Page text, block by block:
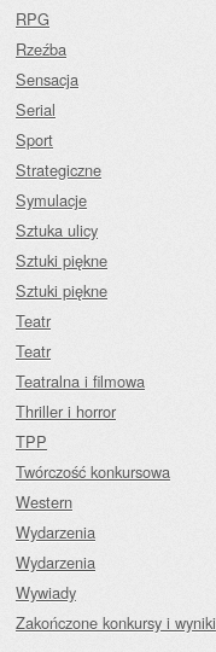
RPG
Rzeźba
Sensacja
Serial
Sport
Strategiczne
Symulacje
Sztuka ulicy
Sztuki piękne
Sztuki piękne
Teatr
Teatr
Teatralna i filmowa
Thriller i horror
TPP
Twórczość konkursowa
Western
Wydarzenia
Wydarzenia
Wywiady
Zakończone konkursy i wyniki